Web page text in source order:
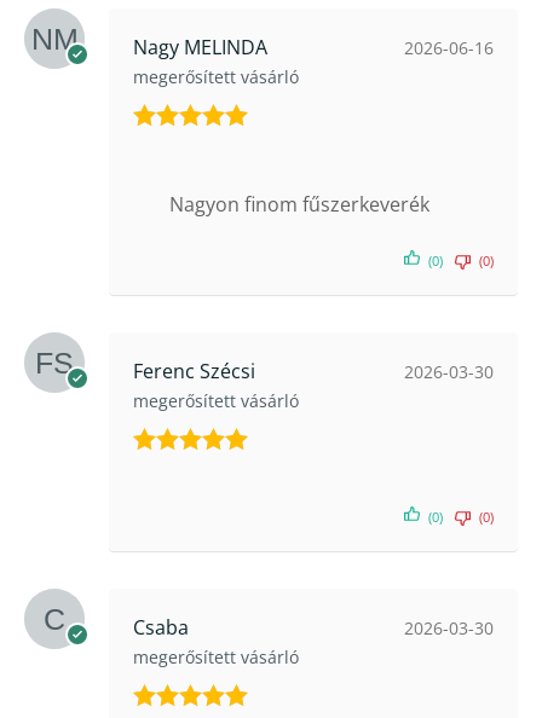
Nagy MELINDA
megerősített vásárló
2026-06-16
Nagyon finom fűszerkeverék
(0) (0)
Ferenc Szécsi
megerősített vásárló
2026-03-30
(0) (0)
Csaba
megerősített vásárló
2026-03-30